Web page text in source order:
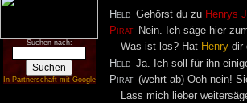
Suchen nach:
In Partnerschaft mit Google
Held Gehörst du zu Henrys
Pirat Nein. Ich säge hier
Was ist los? Hat Henrydir
Held Ja. Ich soll für ihn
Pirat (wehrt ab) Ooh nein!
Lass mich lieber